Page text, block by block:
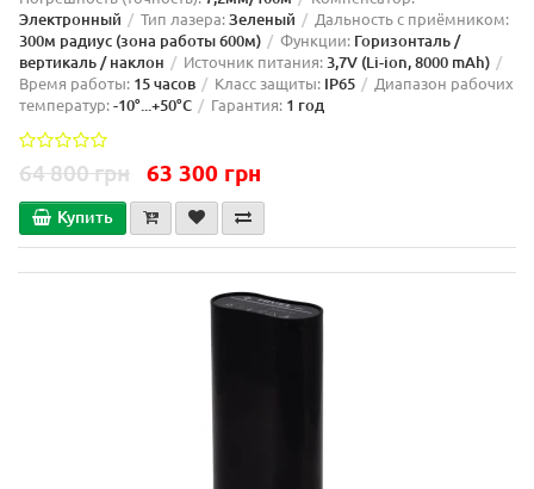
Электронный Тип лазера:Зеленый Дальность с приёмником:
300м радиус (зона работы 600м) Функции: Горизонталь /
вертикаль / наклон
Источник питания: 3,7V (Li-ion, 8000 mAh)
Время работы: 15 часов Класс защиты: IP65
Диапазон рабочих
температур:-10°...+50°C Гарантия: 1 год
64 800 грн 63 300 грн
Купить